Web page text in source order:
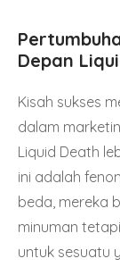
Depan
Kisah sukses
dalam
Liquid Death
ini adalah
beda, mereka
minuman
untuk sesuatu